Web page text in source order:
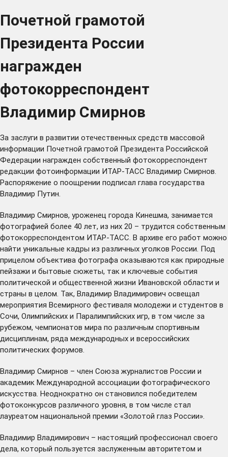
Почетной грамотой
Президента России
награжден
фотокорреспондент
Владимир Смирнов
За заслуги в развитии отечественных средств массовой
информации Почетной грамотой Президента Российской
Федерации награжден собственный фотокорреспондент
редакции фотоинформации ИТАР-ТАСС Владимир Смирнов.
Распоряжение о поощрении подписал глава государства
Владимир Путин.
Владимир Смирнов, уроженец города Кинешма, занимается
фотографией более 40 лет, из них 20 – трудится собственным
фотокорреспондентом ИТАР-ТАСС. В архиве его работ можно
найти уникальные кадры из различных уголков России. Под
прицелом объектива фотографа оказываются как природные
пейзажи и бытовые сюжеты, так и ключевые события
политической и общественной жизни Ивановской области и
страны в целом. Так, Владимир Владимирович освещал
мероприятия Всемирного фестиваля молодежи и студентов в
Сочи, Олимпийских и Паралимпийских игр, в том числе за
рубежом, чемпионатов мира по различным спортивным
дисциплинам, ряда международных и всероссийских
политических форумов.
Владимир Смирнов – член Союза журналистов России и
академик Международной ассоциации фотографического
искусства. Неоднократно он становился победителем
фотоконкурсов различного уровня, в том числе стал
лауреатом национальной премии «Золотой глаз России».
Владимир Владимирович – настоящий профессионал своего
дела, который пользуется заслуженным авторитетом и